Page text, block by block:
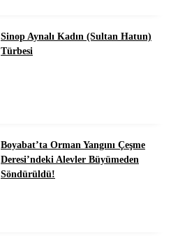
Sinop Aynalı Kadın (Sultan Hatun)
Türbesi
Boyabat’ta Orman Yangını Çeşme
Deresi’ndeki Alevler Büyümeden
Söndürüldü!